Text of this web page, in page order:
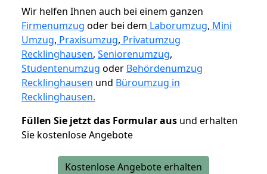
Wir helfen Ihnen auch bei einem ganzen
Firmenumzug oder bei dem Laborumzug, Mini
Umzug, Praxisumzug, Privatumzug
Recklinghausen, Seniorenumzug,
Studentenumzug oder Behördenumzug
Recklinghausen und Büroumzug in
Recklinghausen.
Füllen Sie jetzt das Formular aus und erhalten
Sie kostenlose Angebote
Kostenlose Angebote erhalten